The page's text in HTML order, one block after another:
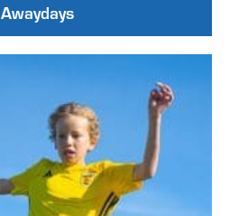
Awaydays